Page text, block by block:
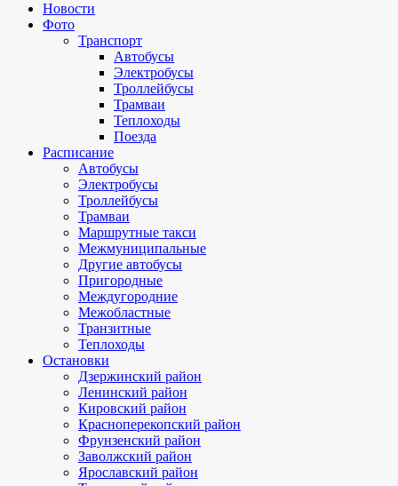
Новости
Фото
Транспорт
Автобусы
Электробусы
Троллейбусы
Трамваи
Теплоходы
Поезда
Расписание
Автобусы
Электробусы
Троллейбусы
Трамваи
Маршрутные такси
Межмуниципальные
Другие автобусы
Пригородные
Междугородние
Межобластные
Транзитные
Теплоходы
Остановки
Дзержинский район
Ленинский район
Кировский район
Красноперекопский район
Фрунзенский район
Заволжский район
Ярославский район